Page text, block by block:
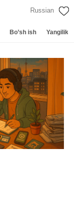
Bo’sh ish
Russian